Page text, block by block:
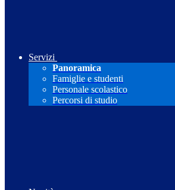
Servizi
Panoramica
Famiglie e studenti
Personale scolastico
Percorsi di studio